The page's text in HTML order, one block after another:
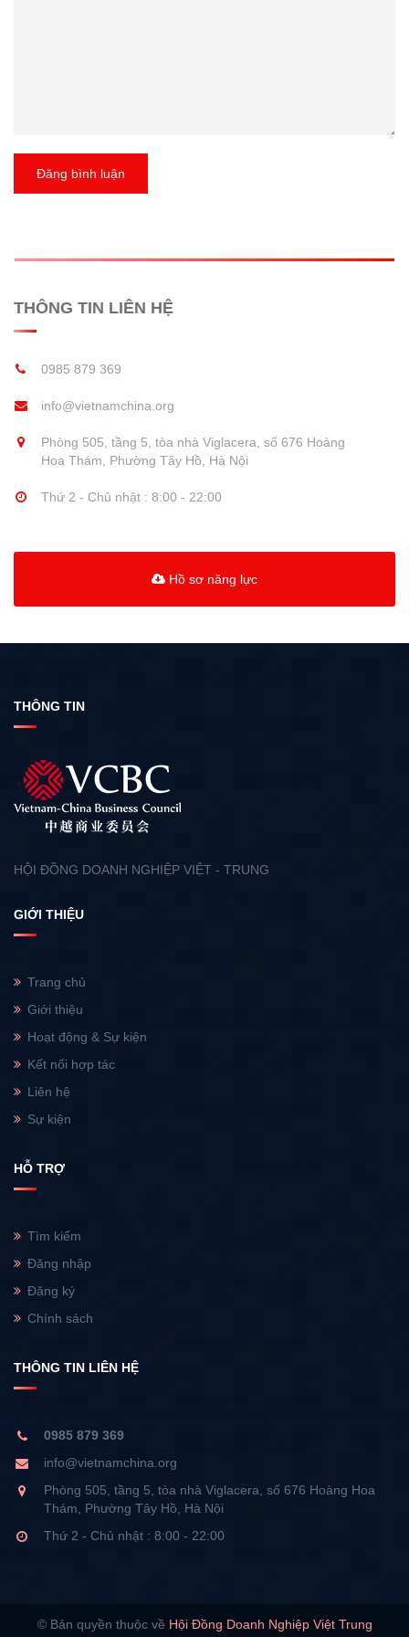
Đăng bình luận
THÔNG TIN LIÊN HỆ
0985 879 369
info@vietnamchina.org
Phòng 505, tầng 5, tòa nhà Viglacera, số 676 Hoàng
Hoa Thám, Phường Tây Hồ, Hà Nội
Thứ 2 - Chủ nhật : 8:00 - 22:00
Hồ sơ năng lực
THÔNG TIN
HỘI ĐỒNG DOANH NGHIỆP VIỆT - TRUNG
GIỚI THIỆU
Trang chủ
Giới thiệu
Hoạt động & Sự kiện
Kết nối hợp tác
Liên hệ
Sự kiện
HỖ TRỢ
Tìm kiếm
Đăng nhập
Đăng ký
Chính sách
THÔNG TIN LIÊN HỆ
0985 879 369
info@vietnamchina.org
Phòng 505, tầng 5, tòa nhà Viglacera, số 676 Hoàng Hoa
Thám, Phường Tây Hồ, Hà Nội
Thứ 2 - Chủ nhật : 8:00 - 22:00
© Bản quyền thuộc về Hội Đồng Doanh Nghiệp Việt Trung